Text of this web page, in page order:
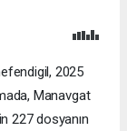
2025
Manavgat
227 dosyanın